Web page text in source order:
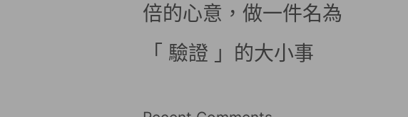
倍的心意，做一件名為
「 驗證 」的大小事